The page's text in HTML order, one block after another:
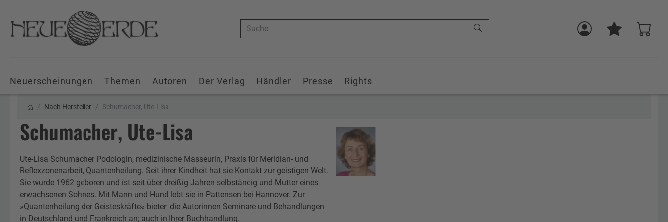
Suche
Neuerscheinungen Themen Autoren Der Verlag Händler Presse Rights
Nach Hersteller Schumacher, Ute-Lisa
Schumacher, Ute-Lisa
Ute-Lisa Schumacher Podologin, medizinische Masseurin, Praxis für Meridian- und
Reflexzonenarbeit, Quantenheilung. Seit ihrer Kindheit hat sie Kontakt zur geistigen Welt.
Sie wurde 1962 geboren und ist seit über dreißig Jahren selbständig und Mutter eines
erwachsenen Sohnes. Mit Mann und Hund lebt sie in Pattensen bei Hannover. Zur
»Quantenheilung der Geisteskräfte« bieten die Autorinnen Seminare und Behandlungen
in Deutschland und Frankreich an; auch in Ihrer Buchhandlung.